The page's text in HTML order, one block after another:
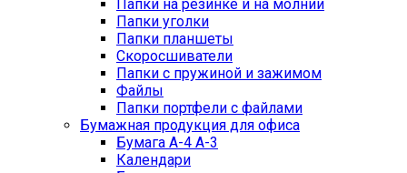
Папки на резинке и на молнии
Папки уголки
Папки планшеты
Скоросшиватели
Папки с пружиной и зажимом
Файлы
Папки портфели с файлами
Бумажная продукция для офиса
Бумага А-4 А-3
Календари